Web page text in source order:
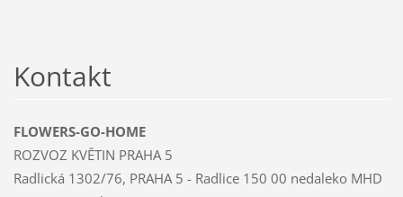
Kontakt
FLOWERS-GO-HOME
ROZVOZ KVĚTIN PRAHA 5
Radlická 1302/76, PRAHA 5 - Radlice 150 00 nedaleko MHD